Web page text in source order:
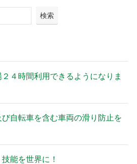
検索
４時間利用できるようになりま
び自転車を含む車両の滑り防止を
能を世界に！